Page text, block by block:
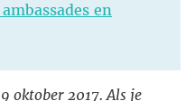
en
oktober 2017. Als je